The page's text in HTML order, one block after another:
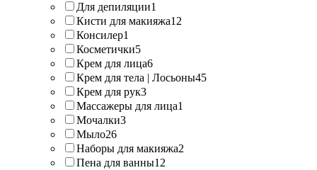
Для депиляции1
Кисти для макияжа12
Консилер1
Косметички5
Крем для лица6
Крем для тела | Лосьоны45
Крем для рук3
Массажеры для лица1
Мочалки3
Мыло26
Наборы для макияжа2
Пена для ванны12